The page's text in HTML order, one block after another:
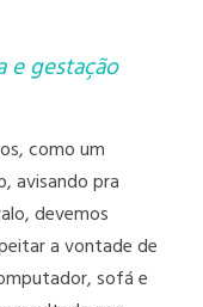
e gestação
como um
avisando pra
devemos
a vontade de
sofá e